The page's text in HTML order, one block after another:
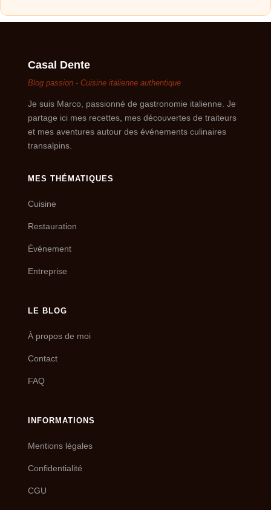
Casal Dente
Blog passion - Cuisine italienne authentique
Je suis Marco, passionné de gastronomie italienne. Je
partage ici mes recettes, mes découvertes de traiteurs
et mes aventures autour des événements culinaires
transalpins.
MES THÉMATIQUES
Cuisine
Restauration
Événement
Entreprise
LE BLOG
À propos de moi
Contact
FAQ
INFORMATIONS
Mentions légales
Confidentialité
CGU